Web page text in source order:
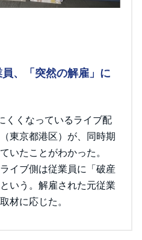
、「突然の解雇」に
くくなっているライブ配
東京都港区）が、同時期
いたことがわかった。
イブ側は従業員に「破産
いう。解雇された元従業
材に応じた。